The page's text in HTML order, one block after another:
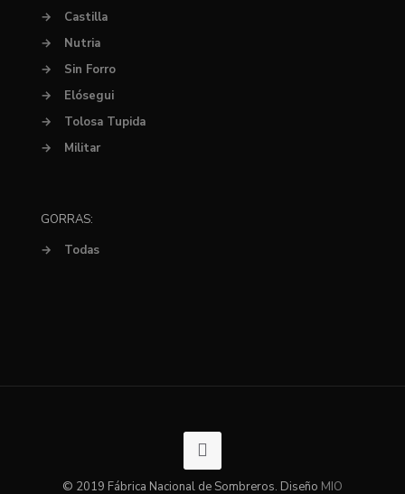
→
Castilla
→
Nutria
→
Sin Forro
→
Elósegui
→
Tolosa Tupida
→
Militar
GORRAS:
→
Todas
© 2019 Fábrica Nacional de Sombreros. Diseño MIO